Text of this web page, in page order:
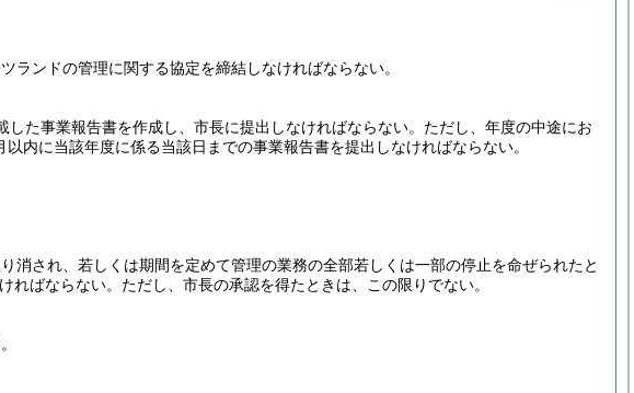
ンドの管理に関する協定を締結しなければならない。
た事業報告書を作成し、市長に提出しなければならない。 ただし、年度の中途にお
内に当該年度に係る当該日までの事業報告書を提出しなければならない。
消され、若しくは期間を定めて管理の業務の全部若しくは一部の停止を命ぜられたと
ればならない。 ただし、市長の承認を得たときは、この限りでない。